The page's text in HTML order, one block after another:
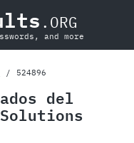
.ORG
and more
524896
del